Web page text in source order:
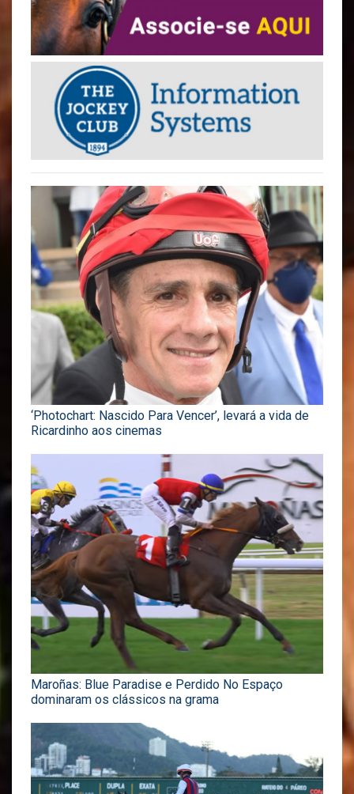
‘Photochart: Nascido Para Vencer’, levará a vida de
Ricardinho aos cinemas
Maroñas: Blue Paradise e Perdido No Espaço
dominaram os clássicos na grama